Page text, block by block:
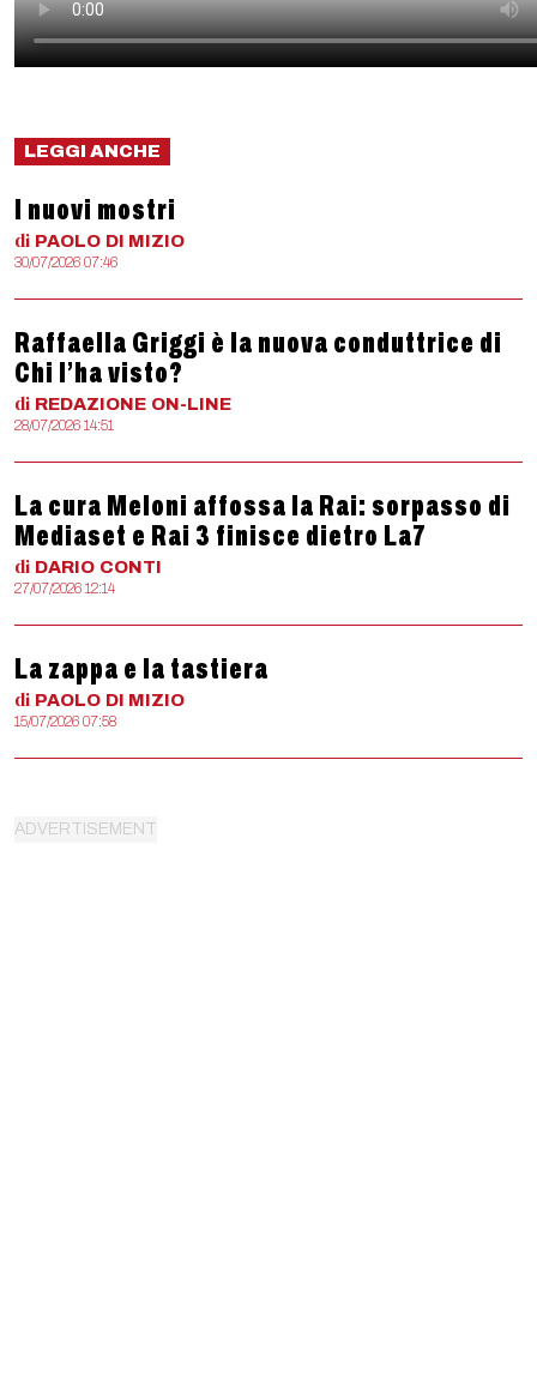
LEGGI ANCHE
I nuovi mostri
di PAOLO DI MIZIO
30/07/2026 07:46
Raffaella Griggi è la nuova conduttrice di
Chi l’ha visto?
di REDAZIONE ON-LINE
28/07/2026 14:51
La cura Meloni affossa la Rai: sorpasso di
Mediaset e Rai 3 finisce dietro La7
di DARIO CONTI
27/07/2026 12:14
La zappa e la tastiera
di PAOLO DI MIZIO
15/07/2026 07:58